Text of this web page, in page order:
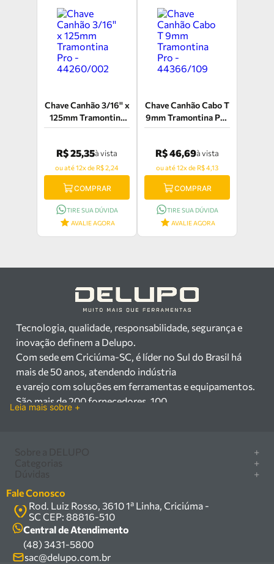
Chave Canhão 3/16'' x
125mm Tramontina
Pro - 44260/002
R$ 25,35à vista
ou até 12x de R$ 2,24
COMPRAR
TIRE SUA DÚVIDA
AVALIE AGORA
Chave Canhão Cabo T
9mm Tramontina Pro
- 44366/109
R$ 46,69à vista
ou até 12x de R$ 4,13
COMPRAR
TIRE SUA DÚVIDA
AVALIE AGORA
Tecnologia, qualidade, responsabilidade, segurança e
inovação definem a Delupo.
Com sede em Criciúma-SC, é líder no Sul do Brasil há
mais de 50 anos, atendendo indústria
e varejo com soluções em ferramentas e equipamentos.
São mais de 200 fornecedores, 100
equipamentos industriais no Sul do Brasil. Com sede em
Criciúma – SC, atendemos os
setores industrial e varejista com um amplo portfólio de
produtos à pronta entrega.
Trabalhamos com mais de 200 fornecedores parceiros e
um estoque com mais de
Leia mais sobre +
+
Marcas
Política de privacidade
Política de entrega
Termos e condições
Fale conosco
+
Serra circular
Compressor
Caixa Organizadora
Carrinho Armazém
Kits
+
Como comprar
Central de ajuda
Troca, devolução e garantia
Fale Conosco
Rod. Luiz Rosso, 3610 1ª Linha, Criciúma -
SC CEP: 88816-510
Central de Atendimento
(48) 3431-5800
sac@delupo.com.br